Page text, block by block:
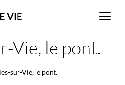
VIE
Vie, le pont.